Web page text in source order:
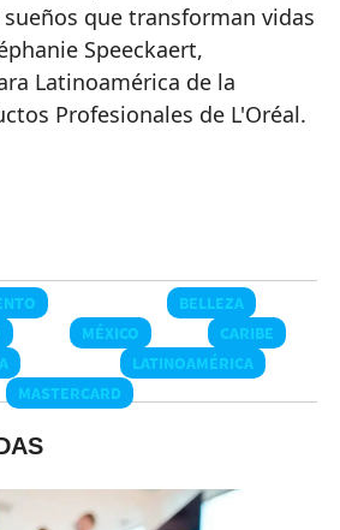
que transforman vidas
Speeckaert,
Latinoamérica de la
Profesionales de L'Oréal.
BELLEZA
MÉXICO
CARIBE
LATINOAMÉRICA
MASTERCARD